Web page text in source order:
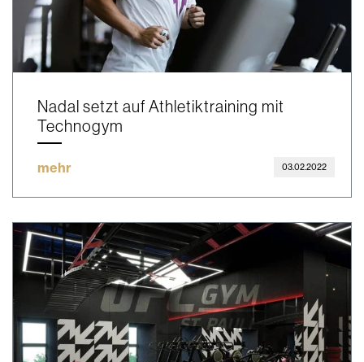
Nadal setzt auf Athletiktraining mit
Technogym
mehr 03.02.2022